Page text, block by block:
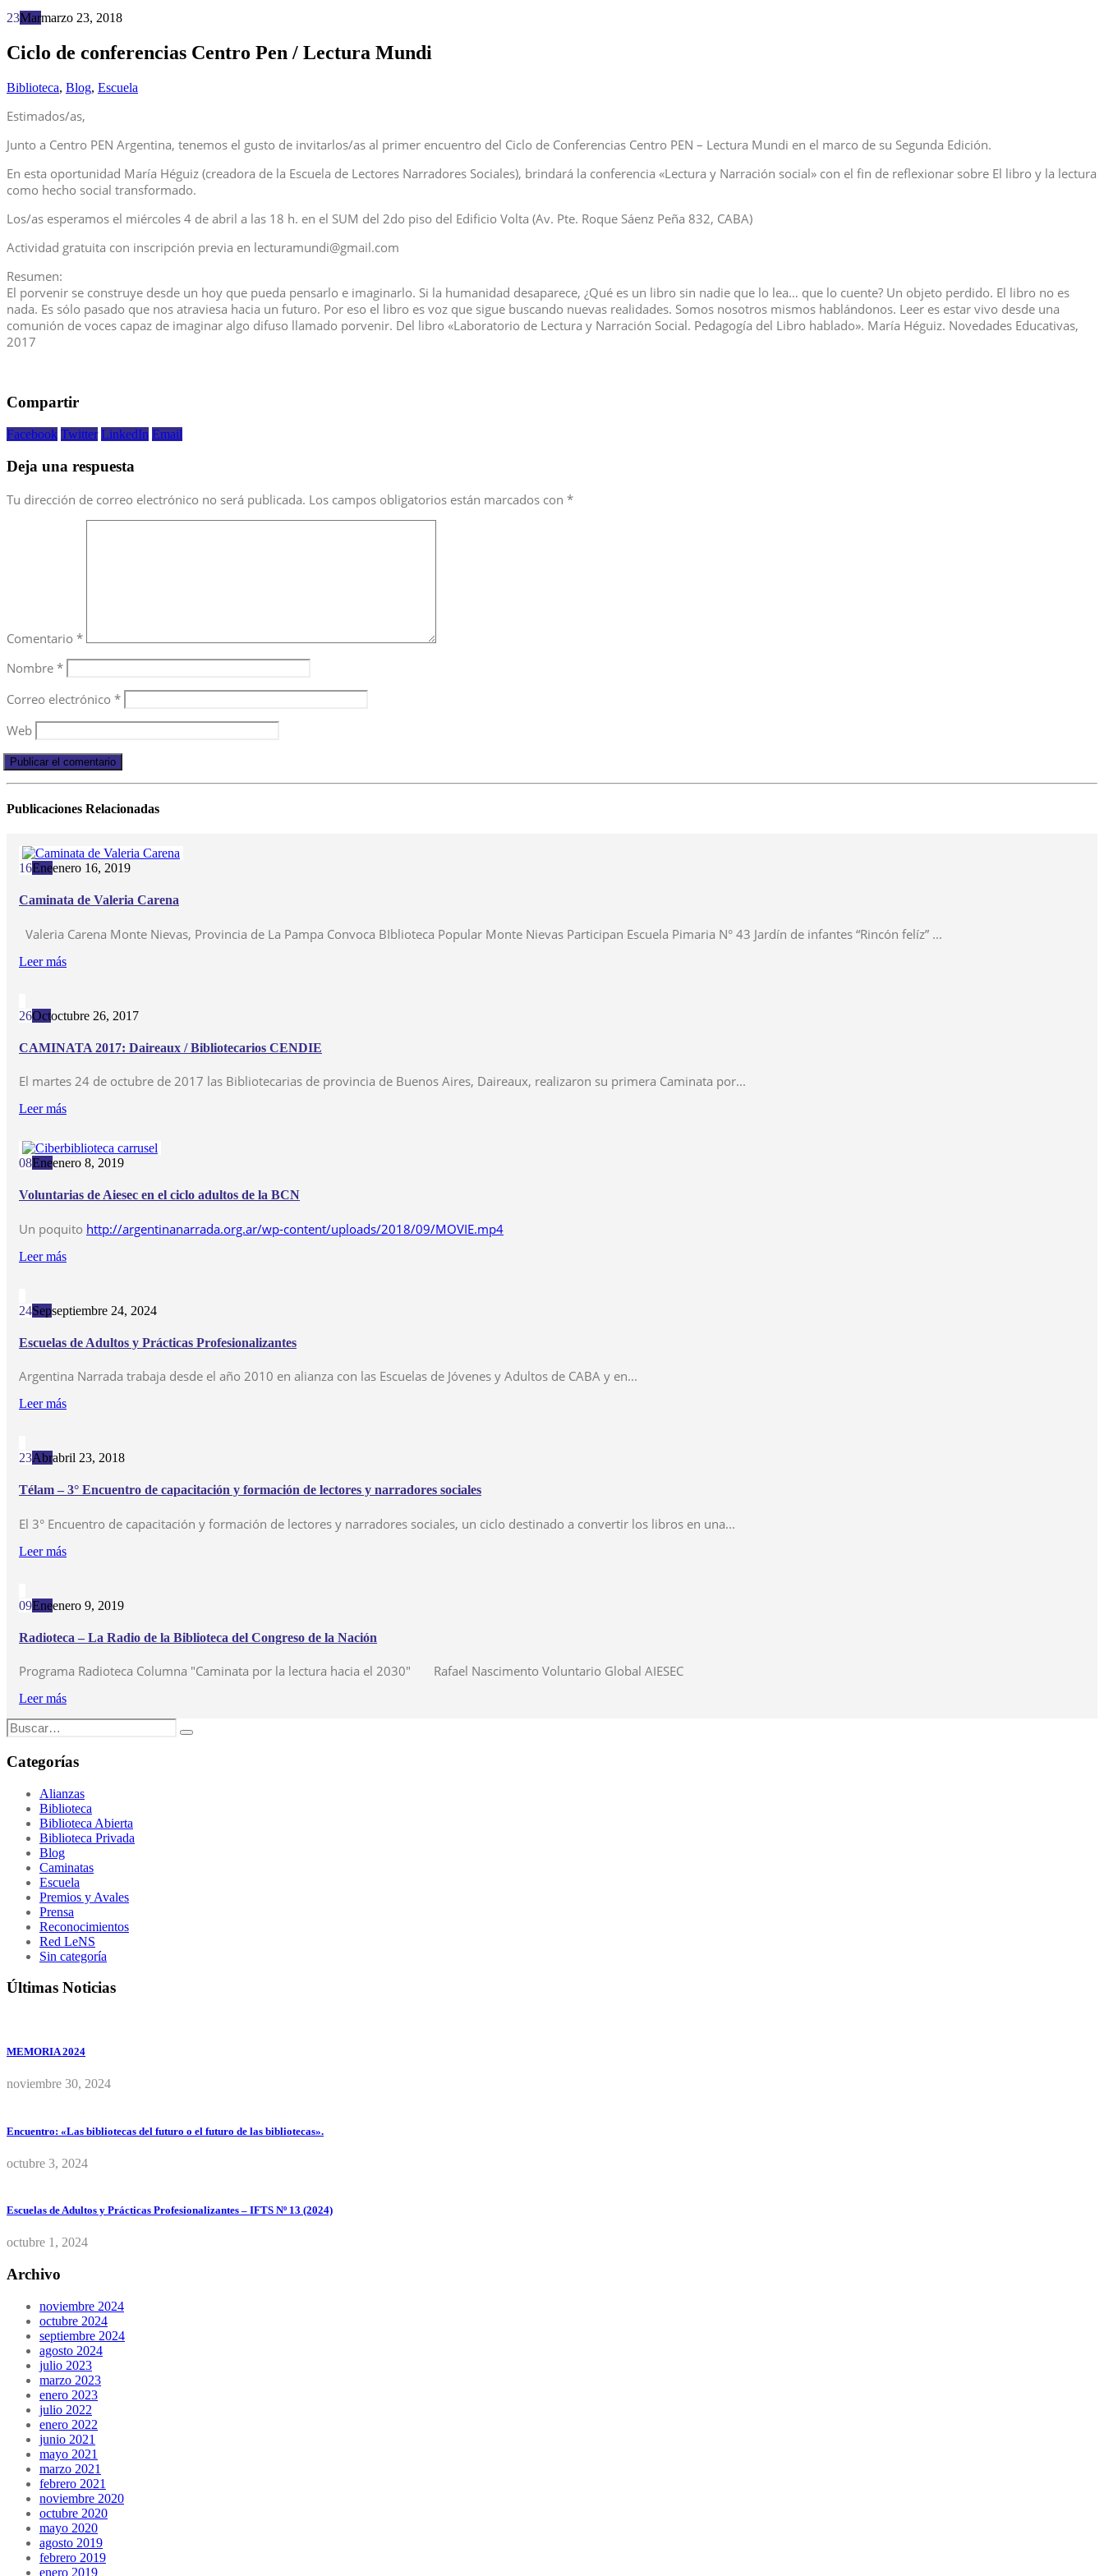
23Marmarzo 23, 2018
Ciclo de conferencias Centro Pen / Lectura Mundi
Biblioteca, Blog, Escuela
Estimados/as,
Junto a Centro PEN Argentina, tenemos el gusto de invitarlos/as al primer encuentro del Ciclo de Conferencias Centro PEN – Lectura Mundi en el marco de su Segunda Edición.
En esta oportunidad María Héguiz (creadora de la Escuela de Lectores Narradores Sociales), brindará la conferencia «Lectura y Narración social» con el fin de reflexionar sobre El libro y la lectura
como hecho social transformado.
Los/as esperamos el miércoles 4 de abril a las 18 h. en el SUM del 2do piso del Edificio Volta (Av. Pte. Roque Sáenz Peña 832, CABA)
Actividad gratuita con inscripción previa en lecturamundi@gmail.com
Resumen:
El porvenir se construye desde un hoy que pueda pensarlo e imaginarlo. Si la humanidad desaparece, ¿Qué es un libro sin nadie que lo lea… que lo cuente? Un objeto perdido. El libro no es
nada. Es sólo pasado que nos atraviesa hacia un futuro. Por eso el libro es voz que sigue buscando nuevas realidades. Somos nosotros mismos hablándonos. Leer es estar vivo desde una
comunión de voces capaz de imaginar algo difuso llamado porvenir. Del libro «Laboratorio de Lectura y Narración Social. Pedagogía del Libro hablado». María Héguiz. Novedades Educativas,
2017
Compartir
Facebook Twitter LinkedIn Email
Deja una respuesta
Tu dirección de correo electrónico no será publicada. Los campos obligatorios están marcados con *
Comentario *
Nombre *
Correo electrónico *
Web
Publicaciones Relacionadas
16Eneenero 16, 2019
Caminata de Valeria Carena
Valeria Carena Monte Nievas, Provincia de La Pampa Convoca BIblioteca Popular Monte Nievas Participan Escuela Pimaria N° 43 Jardín de infantes “Rincón felíz” ...
Leer más
26Octoctubre 26, 2017
CAMINATA 2017: Daireaux / Bibliotecarios CENDIE
El martes 24 de octubre de 2017 las Bibliotecarias de provincia de Buenos Aires, Daireaux, realizaron su primera Caminata por...
Leer más
08Eneenero 8, 2019
Voluntarias de Aiesec en el ciclo adultos de la BCN
Un poquito http://argentinanarrada.org.ar/wp-content/uploads/2018/09/MOVIE.mp4
Leer más
24Sepseptiembre 24, 2024
Escuelas de Adultos y Prácticas Profesionalizantes
Argentina Narrada trabaja desde el año 2010 en alianza con las Escuelas de Jóvenes y Adultos de CABA y en...
Leer más
23Abrabril 23, 2018
Télam – 3° Encuentro de capacitación y formación de lectores y narradores sociales
El 3° Encuentro de capacitación y formación de lectores y narradores sociales, un ciclo destinado a convertir los libros en una...
Leer más
09Eneenero 9, 2019
Radioteca – La Radio de la Biblioteca del Congreso de la Nación
Programa Radioteca Columna "Caminata por la lectura hacia el 2030" Rafael Nascimento Voluntario Global AIESEC
Leer más
Categorías
Alianzas
Biblioteca
Biblioteca Abierta
Biblioteca Privada
Blog
Caminatas
Escuela
Premios y Avales
Prensa
Reconocimientos
Red LeNS
Sin categoría
Últimas Noticias
MEMORIA 2024
noviembre 30, 2024
Encuentro: «Las bibliotecas del futuro o el futuro de las bibliotecas».
octubre 3, 2024
Escuelas de Adultos y Prácticas Profesionalizantes – IFTS Nº 13 (2024)
octubre 1, 2024
Archivo
noviembre 2024
octubre 2024
septiembre 2024
agosto 2024
julio 2023
marzo 2023
enero 2023
julio 2022
enero 2022
junio 2021
mayo 2021
marzo 2021
febrero 2021
noviembre 2020
octubre 2020
mayo 2020
agosto 2019
febrero 2019
enero 2019